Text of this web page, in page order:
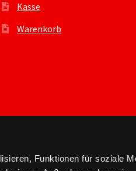
Funktionen für soziale
Kasse
Warenkorb